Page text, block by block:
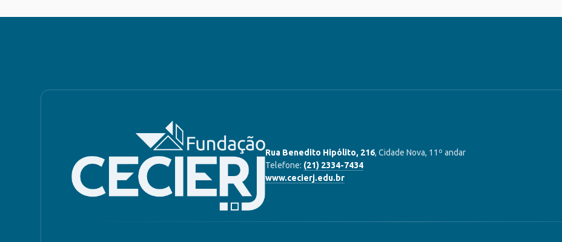
Rua Benedito Hipólito, 216, Cidade Nova, 11º andar
Telefone: (21) 2334-7434
www.cecierj.edu.br